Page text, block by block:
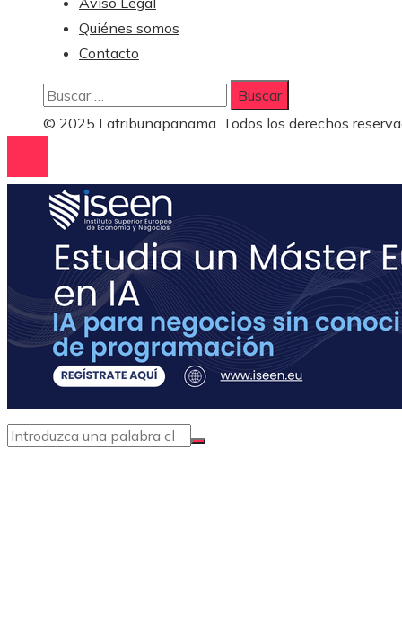
Quiénes somos
Contacto
Buscar:
© 2025 Latribunapanama. Todos los derechos